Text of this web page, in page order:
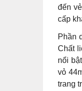
đến
cấp
Phần
Chất
nổi
vỏ
trang